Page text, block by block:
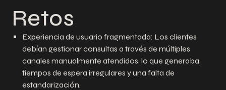
Retos
Experiencia de usuario fragmentada: Los clientes
debían gestionar consultas a través de múltiples
canales manualmente atendidos, lo que generaba
tiempos de espera irregulares y una falta de
estandarización.